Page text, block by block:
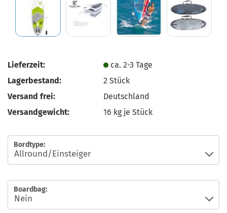
Lieferzeit:
ca. 2-3 Tage
Lagerbestand:
2Stück
Versand frei:
Deutschland
Versandgewicht:
16 kg je Stück
Bordtype:
Boardbag: